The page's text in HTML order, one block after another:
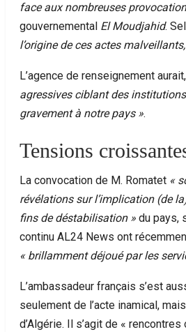
face aux nombreuses
gouvernemental El Moudjahid.
l’origine de ces actes
L’agence de renseignement
agressives ciblant des
gravement à notre pays ».
Tensions
La convocation de M. Romatet «
révélations sur l’implication (de
fins de déstabilisation »du pays,
continu AL24 News ont
« brillamment déjoué par les
L’ambassadeur français s’est
seulement de l’acte inamical,
d’Algérie. Il s’agit de «